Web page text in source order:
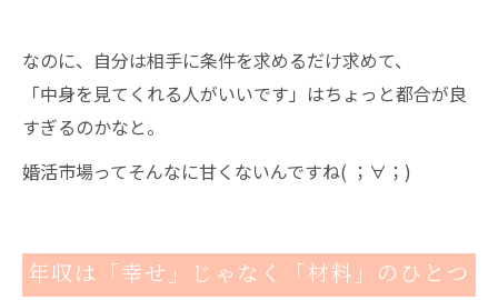
なのに、自分は相手に条件を求めるだけ求めて、
「中身を見てくれる人がいいです」はちょっと都合が良
すぎるのかなと。
婚活市場ってそんなに甘くないんですね( ；∀；)
年収は「幸せ」じゃなく「材料」のひとつ